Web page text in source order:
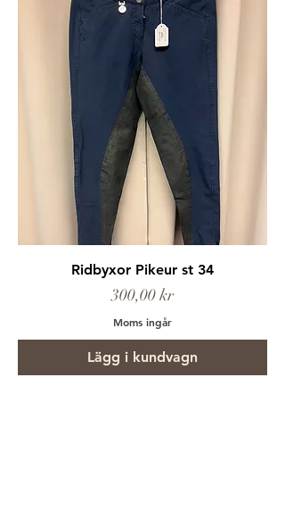
Ridbyxor Pikeur st 34
Pris
300,00 kr
Moms ingår
Lägg i kundvagn